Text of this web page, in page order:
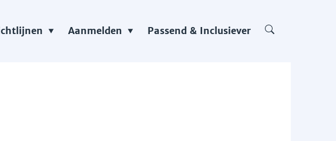
Aanmelden Passend & Inclusiever